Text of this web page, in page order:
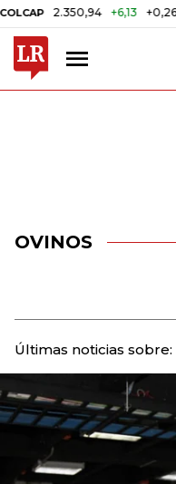
2.350,94 +6,13 +0,26%
OVINOS
Últimas noticias sobre: